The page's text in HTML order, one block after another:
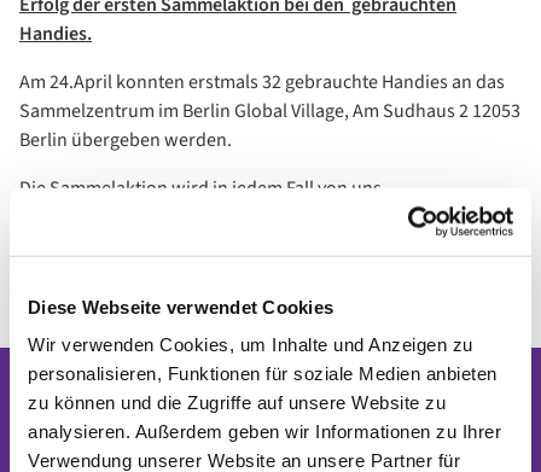
Diese Webseite verwendet Cookies
Wir verwenden Cookies, um Inhalte und Anzeigen zu
personalisieren, Funktionen für soziale Medien anbieten
zu können und die Zugriffe auf unsere Website zu
analysieren. Außerdem geben wir Informationen zu Ihrer
Verwendung unserer Website an unsere Partner für
Handies.
Am 24.April konnten erstmals 32 gebrauchte Handies an das
Sammelzentrum im Berlin Global Village, Am Sudhaus 2 12053
Berlin übergeben werden.
Die Sammelaktion wird in jedem Fall von uns
Dies könnte Sie auch interessieren